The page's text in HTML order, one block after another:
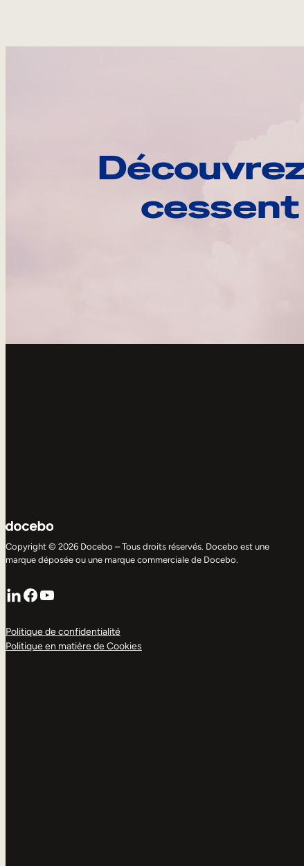
cessent
Copyright © 2026 Docebo – Tous droits réservés. Docebo est une
marque déposée ou une marque commerciale de Docebo.
LinkedIn
Facebook
YouTube
Politique de confidentialité
Politique en matière de Cookies